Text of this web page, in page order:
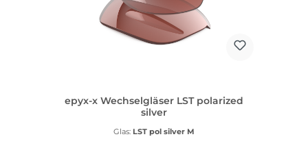
epyx-x Wechselgläser LST polarized
silver
Glas: LST pol silver M